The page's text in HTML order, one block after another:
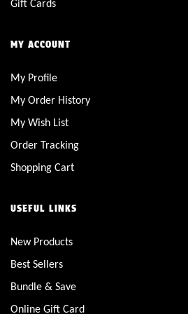
Gift Cards
MY ACCOUNT
My Profile
My Order History
My Wish List
Order Tracking
Shopping Cart
USEFUL LINKS
New Products
Best Sellers
Bundle & Save
Online Gift Card